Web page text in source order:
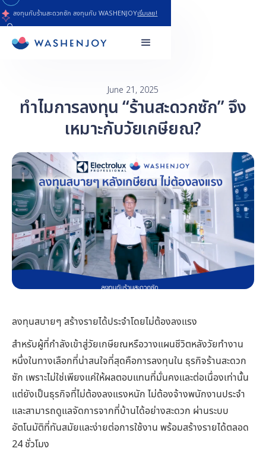
ลงทุนกับร้านสะดวกซัก ลงทุนกับ WASHENJOYเริ่มเลย!
June 21, 2025
ทำไมการลงทุน “ร้านสะดวกซัก” จึง
เหมาะกับวัยเกษียณ?
ลงทุนสบายๆ สร้างรายได้ประจำโดยไม่ต้องลงแรง
สำหรับผู้ที่กำลังเข้าสู่วัยเกษียณหรือวางแผนชีวิตหลังวัยทำงาน
หนึ่งในทางเลือกที่น่าสนใจที่สุดคือการลงทุนใน ธุรกิจร้านสะดวก
ซัก เพราะไม่ใช่เพียงแค่ให้ผลตอบแทนที่มั่นคงและต่อเนื่องเท่านั้น
แต่ยังเป็นธุรกิจที่ไม่ต้องลงแรงหนัก ไม่ต้องจ้างพนักงานประจำ
และสามารถดูแลจัดการจากที่บ้านได้อย่างสะดวก ผ่านระบบ
อัตโนมัติที่ทันสมัยและง่ายต่อการใช้งาน พร้อมสร้างรายได้ตลอด
24 ชั่วโมง